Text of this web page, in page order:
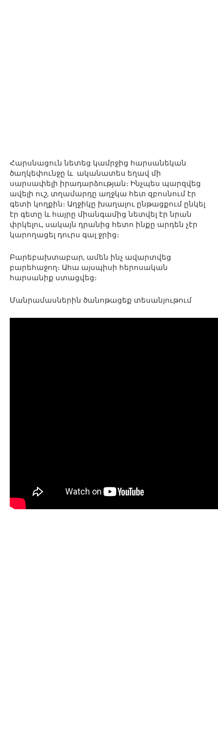
Հարսնացուն նետեց կամրջից հարսանեկան
ծաղկեփունջը և ականատես եղավ մի
սարսափելի իրադարձության։ Ինչպես պարզվեց
ավելի ուշ, տղամարդը աղջկա հետ զբոսնում էր
գետի կողքին։ Աղջիկը խաղալու ընթացքում ընկել
էր գետը և հայրը միանգամից նետվել էր նրան
փրկելու, սակայն դրանից հետո ինքը արդեն չէր
կարողացել դուրս գալ ջրից։
Բարեբախտաբար, ամեն ինչ ավարտվեց
բարեհաջող։ Ահա այսպիսի հերոսական
հարսանիք ստացվեց։
Մանրամասներին ծանոթացեք տեսանյութում